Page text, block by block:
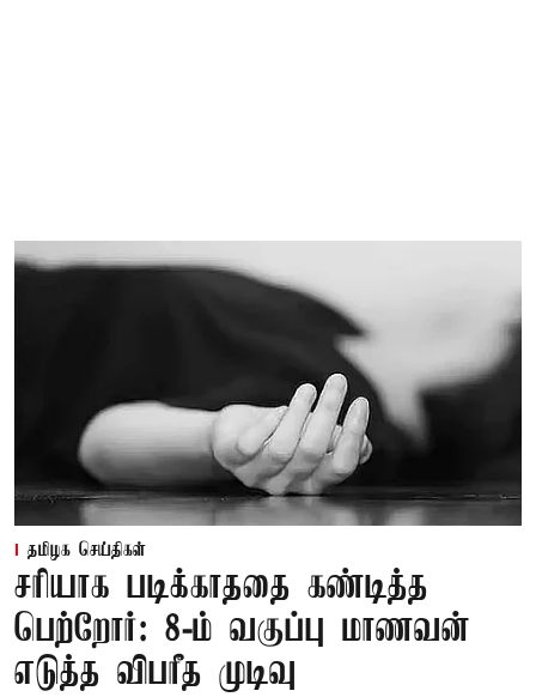
தமிழக செய்திகள்
சரியாக படிக்காததை கண்டித்த
பெற்றோர்: 8-ம் வகுப்பு மாணவன்
எடுத்த விபரீத முடிவு